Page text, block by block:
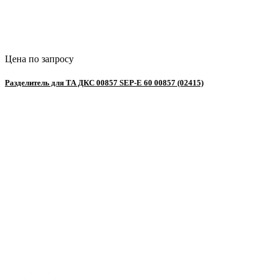
Цена по запросу
Разделитель для ТА ДКС 00857 SEP-E 60 00857 (02415)